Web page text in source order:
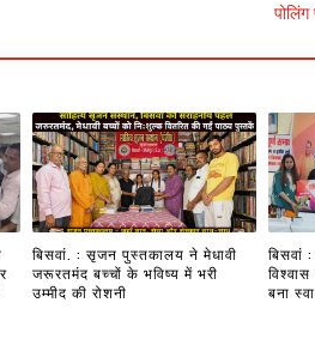
बिसवां. : सृजन पुस्तकालय ने मेधावी
जरूरतमंद बच्चों के भविष्य में भरी
उम्मीद की रोशनी
बिसवां
बना